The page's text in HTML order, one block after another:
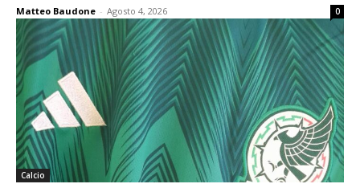
Matteo Baudone - Agosto 4, 2026 0
Calcio